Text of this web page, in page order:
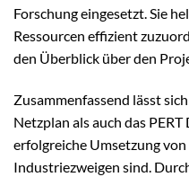
Forschung eingesetzt. Sie
Ressourcen effizient
den Überblick über den
Zusammenfassend lässt
Netzplan als auch das
erfolgreiche Umsetzung
Industriezweigen sind.